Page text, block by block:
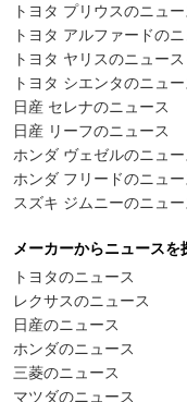
トヨタ プリウスのニュー
トヨタ アルファードの
トヨタ ヤリスのニュース
トヨタ シエンタのニュー
日産 セレナのニュース
日産 リーフのニュース
ホンダ ヴェゼルのニュー
ホンダ フリードのニュー
スズキ ジムニーのニュー
メーカーからニュースを
トヨタのニュース
レクサスのニュース
日産のニュース
ホンダのニュース
三菱のニュース
マツダのニュース